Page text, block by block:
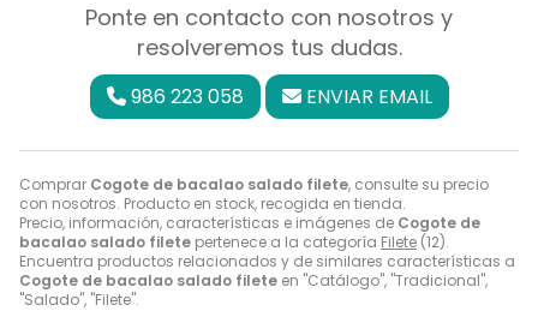
Comprar Cogote de bacalao salado filete, consulte su precio
con nosotros. Producto en stock, recogida en tienda.
Precio, información, características e imágenes de Cogote de
bacalao salado filete pertenece a la categoría Filete (12).
Encuentra productos relacionados y de similares características a
Cogote de bacalao salado filete en "Catálogo", "Tradicional",
"Salado", "Filete".
Ponte en contacto con nosotros y
resolveremos tus dudas.
986 223 058 ENVIAR EMAIL